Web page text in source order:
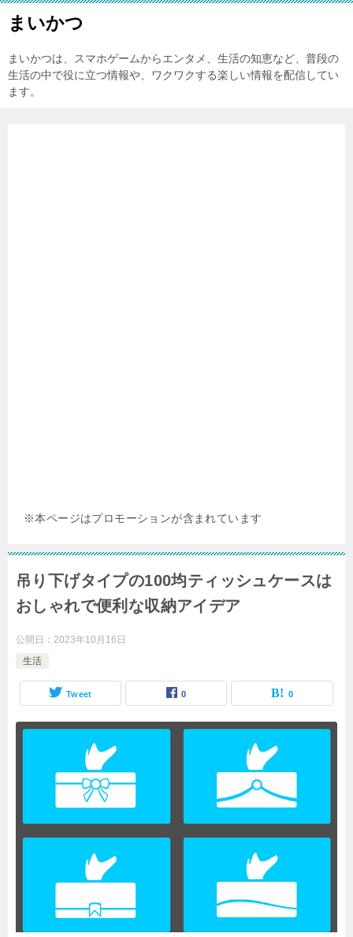
まいかつ
まいかつは、スマホゲームからエンタメ、生活の知恵など、普段の
生活の中で役に立つ情報や、ワクワクする楽しい情報を配信してい
ます。
※本ページはプロモーションが含まれています
吊り下げタイプの100均ティッシュケースは
おしゃれで便利な収納アイデア
公開日： 2023年10月16日
生活
Tweet 0 0